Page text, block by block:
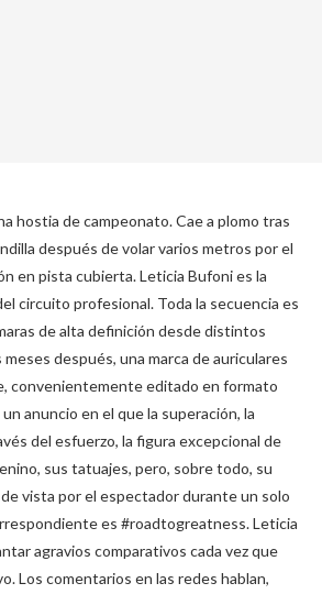
hostia de campeonato. Cae a plomo tras
después de volar varios metros por el
en pista cubierta. Leticia Bufoni es la
circuito profesional. Toda la secuencia es
de alta definición desde distintos
después, una marca de auriculares
convenientemente editado en formato
anuncio en el que la superación, la
del esfuerzo, la figura excepcional de
sus tatuajes, pero, sobre todo, su
vista por el espectador durante un solo
es #roadtogreatness. Leticia
agravios comparativos cada vez que
Los comentarios en las redes hablan,